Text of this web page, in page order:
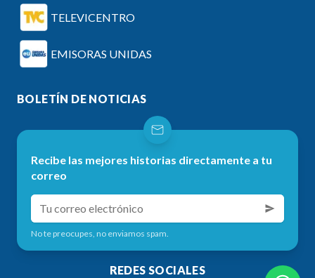
TELEVICENTRO
EMISORAS UNIDAS
BOLETÍN DE NOTICIAS
Recibe las mejores historias directamente a tu
correo
No te preocupes, no enviamos spam.
REDES SOCIALES